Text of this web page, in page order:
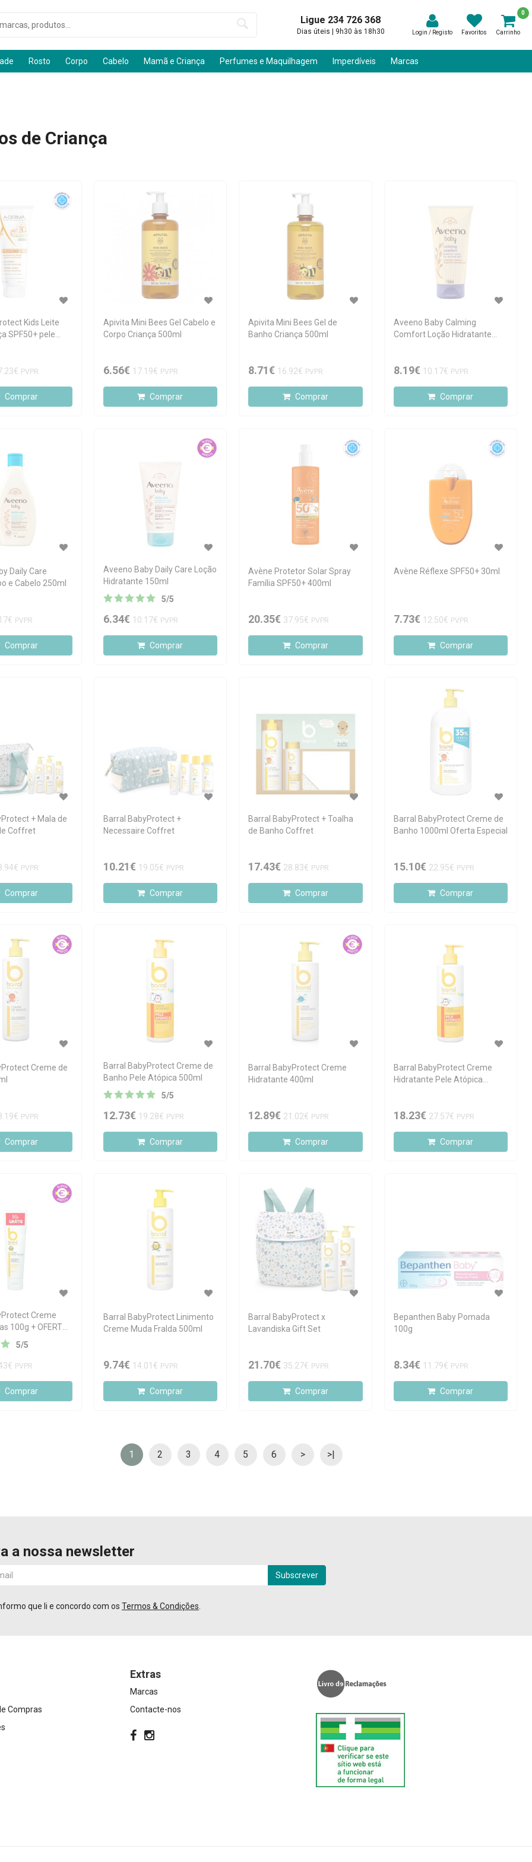
Ligue 234 726 368
Dias úteis | 9h30 às 18h30 Login / Registo Favoritos Carrinho
0
Rosto Corpo Cabelo Mamã e Criança Perfumes e Maquilhagem Imperdíveis Marcas
de Criança
Kids Leite
SPF50+ pele
PVPR
Comprar
Apivita Mini Bees Gel Cabelo e
Corpo Criança 500ml
6.56€ 17.19€ PVPR
Comprar
Apivita Mini Bees Gel de
Banho Criança 500ml
8.71€ 16.92€ PVPR
Comprar
Aveeno Baby Calming
Comfort Loção Hidratante
8.19€ 10.17€ PVPR
Comprar
Daily Care
e Cabelo 250ml
PVPR
Comprar
Aveeno Baby Daily Care Loção
Hidratante 150ml
5/5
6.34€ 10.17€ PVPR
Comprar
Avène Protetor Solar Spray
Família SPF50+ 400ml
20.35€ 37.95€ PVPR
Comprar
Avène Réflexe SPF50+ 30ml
7.73€ 12.50€ PVPR
Comprar
+ Mala de
Coffret
PVPR
Comprar
Barral BabyProtect +
Necessaire Coffret
10.21€ 19.05€ PVPR
Comprar
Barral BabyProtect + Toalha
de Banho Coffret
17.43€ 28.83€ PVPR
Comprar
Barral BabyProtect Creme de
Banho 1000ml Oferta Especial
15.10€ 22.95€ PVPR
Comprar
Creme de
PVPR
Comprar
Barral BabyProtect Creme de
Banho Pele Atópica 500ml
5/5
12.73€ 19.28€ PVPR
Comprar
Barral BabyProtect Creme
Hidratante 400ml
12.89€ 21.02€ PVPR
Comprar
Barral BabyProtect Creme
Hidratante Pele Atópica
18.23€ 27.57€ PVPR
Comprar
Creme
100g + OFERTA
5/5
PVPR
Comprar
Barral BabyProtect Linimento
Creme Muda Fralda 500ml
9.74€ 14.01€ PVPR
Comprar
Barral BabyProtect x
Lavandiska Gift Set
21.70€ 35.27€ PVPR
Comprar
Bepanthen Baby Pomada
100g
8.34€ 11.79€ PVPR
Comprar
1 2 3 4 5 6 > >|
a nossa newsletter
Subscrever
que li e concordo com os Termos & Condições
Compras
Extras
Marcas
Contacte-nos